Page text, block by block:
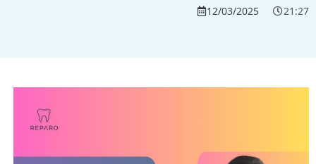
12/03/2025 21:27